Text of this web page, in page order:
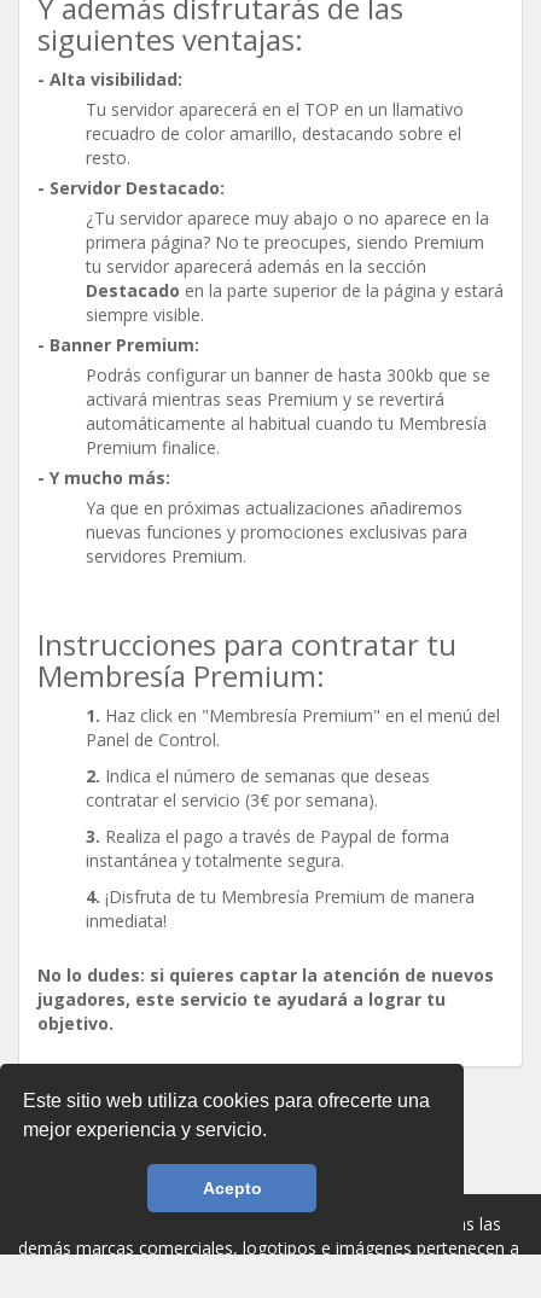
Este sitio web utiliza cookies para ofrecerte una
mejor experiencia y servicio.
Acepto
siguientes ventajas:
- Alta visibilidad:
Tu servidor aparecerá en el TOP en un llamativo
recuadro de color amarillo, destacando sobre el
resto.
- Servidor Destacado:
¿Tu servidor aparece muy abajo o no aparece en la
primera página? No te preocupes, siendo Premium
tu servidor aparecerá además en la sección
Destacado en la parte superior de la página y estará
siempre visible.
- Banner Premium:
Podrás configurar un banner de hasta 300kb que se
activará mientras seas Premium y se revertirá
automáticamente al habitual cuando tu Membresía
Premium finalice.
- Y mucho más:
Ya que en próximas actualizaciones añadiremos
nuevas funciones y promociones exclusivas para
servidores Premium.
Instrucciones para contratar tu
Membresía Premium:
1. Haz click en "Membresía Premium" en el menú del
Panel de Control.
2. Indica el número de semanas que deseas
contratar el servicio (3€ por semana).
3. Realiza el pago a través de Paypal de forma
instantánea y totalmente segura.
4. ¡Disfruta de tu Membresía Premium de manera
inmediata!
No lo dudes: si quieres captar la atención de nuevos
jugadores, este servicio te ayudará a lograr tu
objetivo.
©2026 RagnaTOP. Todos los derechos reservados. Todas las
demás marcas comerciales, logotipos e imágenes pertenecen a